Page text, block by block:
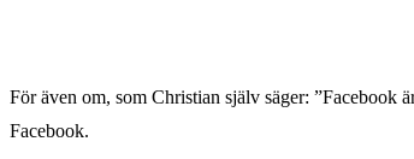
För även om, som Christian själv säger: ”Facebook
Facebook.